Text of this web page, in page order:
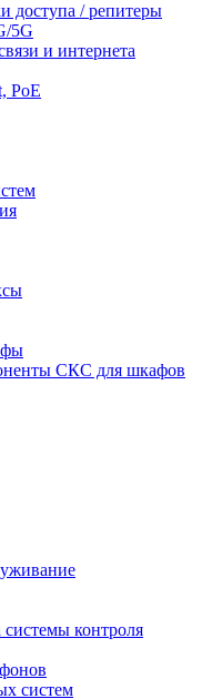
доступа / репитеры
5G
и интернета
PoE
СКС для шкафов
контроля
систем